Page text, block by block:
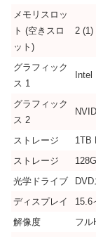
メモリスロッ
ト (空きスロ
ット)
2 (1)
グラフィック
ス 1
グラフィック
ス 2
ストレージ
1TB
ストレージ
光学ドライブ
ディスプレイ
15.6
解像度
フル